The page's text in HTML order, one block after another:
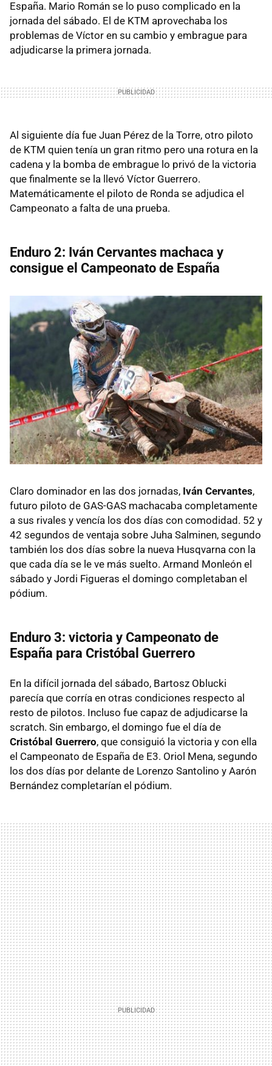
España. Mario Román se lo puso complicado en la
jornada del sábado. El de KTM aprovechaba los
problemas de Víctor en su cambio y embrague para
adjudicarse la primera jornada.
Al siguiente día fue Juan Pérez de la Torre, otro piloto
de KTM quien tenía un gran ritmo pero una rotura en la
cadena y la bomba de embrague lo privó de la victoria
que finalmente se la llevó Víctor Guerrero.
Matemáticamente el piloto de Ronda se adjudica el
Campeonato a falta de una prueba.
Enduro 2: Iván Cervantes machaca y
consigue el Campeonato de España
Claro dominador en las dos jornadas, Iván Cervantes,
futuro piloto de GAS-GAS machacaba completamente
a sus rivales y vencía los dos días con comodidad. 52 y
42 segundos de ventaja sobre Juha Salminen, segundo
también los dos días sobre la nueva Husqvarna con la
que cada día se le ve más suelto. Armand Monleón el
sábado y Jordi Figueras el domingo completaban el
pódium.
Enduro 3: victoria y Campeonato de
España para Cristóbal Guerrero
En la difícil jornada del sábado, Bartosz Oblucki
parecía que corría en otras condiciones respecto al
resto de pilotos. Incluso fue capaz de adjudicarse la
scratch. Sin embargo, el domingo fue el día de
Cristóbal Guerrero, que consiguió la victoria y con ella
el Campeonato de España de E3. Oriol Mena, segundo
los dos días por delante de Lorenzo Santolino y Aarón
Bernández completarían el pódium.